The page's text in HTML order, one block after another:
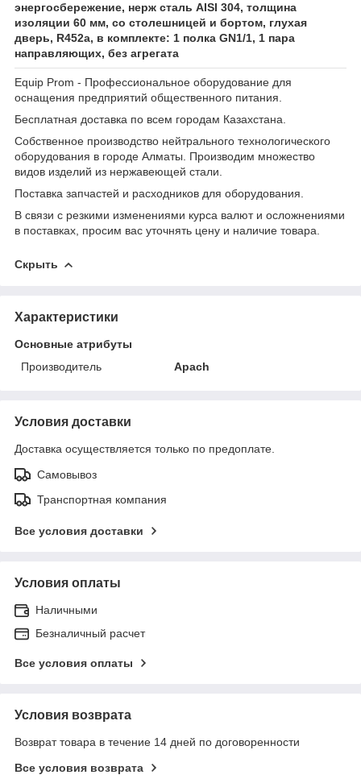
энергосбережение, нерж сталь AISI 304, толщина
изоляции 60 мм, со столешницей и бортом, глухая
дверь, R452а, в комплекте: 1 полка GN1/1, 1 пара
направляющих, без агрегата
Equip Prom - Профессиональное оборудование для
оснащения предприятий общественного питания.
Бесплатная доставка по всем городам Казахстана.
Собственное производство нейтрального технологического
оборудования в городе Алматы. Производим множество
видов изделий из нержавеющей стали.
Поставка запчастей и расходников для оборудования.
В связи с резкими изменениями курса валют и осложнениями
в поставках, просим вас уточнять цену и наличие товара.
Скрыть
Характеристики
Основные атрибуты
Производитель
Apach
Условия доставки
Доставка осуществляется только по предоплате.
Самовывоз
Транспортная компания
Все условия доставки
Условия оплаты
Наличными
Безналичный расчет
Все условия оплаты
Условия возврата
Возврат товара в течение 14 дней по договоренности
Все условия возврата